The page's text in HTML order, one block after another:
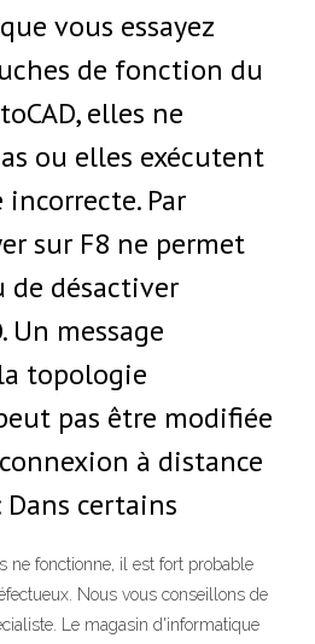
vous essayez
de fonction du
elles ne
ou elles exécutent
Par
sur F8 ne permet
de désactiver
Un message
topologie
pas être modifiée
à distance
certains
ne fonctionne, il est fort probable
Nous vous conseillons de
Le magasin d'informatique